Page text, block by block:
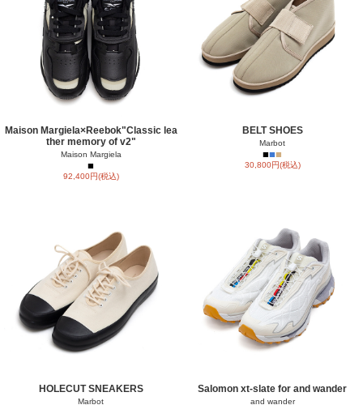
Maison Margiela×Reebok"Classic lea
ther memory of v2"
Maison Margiela
■
92,400円(税込)
BELT SHOES
Marbot
■■■
30,800円(税込)
HOLECUT SNEAKERS
Marbot
Salomon xt-slate for and wander
and wander